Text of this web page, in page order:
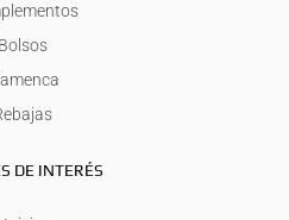
Bolsos
DE INTERÉS